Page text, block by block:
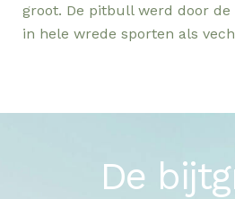
groot. De pitbull werd door
in hele wrede sporten als
De